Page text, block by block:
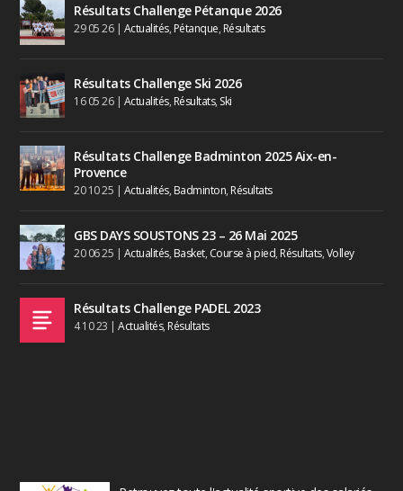
Résultats Challenge Pétanque 2026
29 05 26| Actualités, Pétanque, Résultats
Résultats Challenge Ski 2026
16 05 26| Actualités, Résultats, Ski
Résultats Challenge Badminton 2025 Aix-en-
Provence
20 10 25 | Actualités, Badminton, Résultats
GBS DAYS SOUSTONS 23 – 26 Mai 2025
20 06 25 | Actualités, Basket, Course à pied, Résultats,Volley
Résultats Challenge PADEL 2023
4 10 23 |Actualités, Résultats